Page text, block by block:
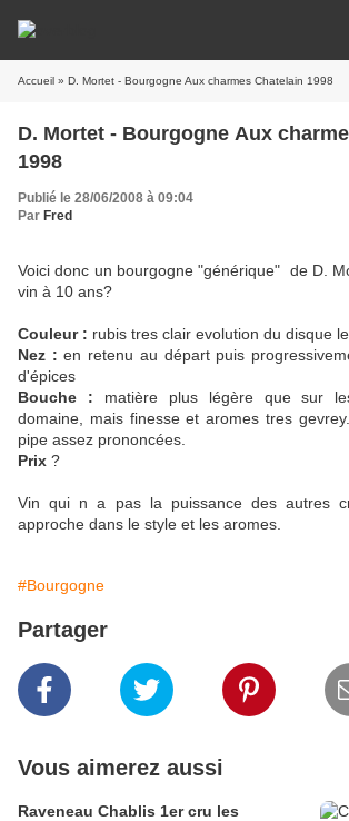
Accueil » D. Mortet - Bourgogne Aux charmes Chatelain 1998
D. Mortet - Bourgogne Aux
1998
Publié le 28/06/2008 à 09:04
Par Fred
Voici donc un bourgogne "générique" de D.
vin à 10 ans?
Couleur : rubis tres clair evolution du disque
Nez : en retenu au départ puis
d'épices
Bouche : matière plus légère que sur
domaine, mais finesse et aromes tres
pipe assez prononcées.
Prix ?
Vin qui n a pas la puissance des autres
approche dans le style et les aromes.
#Bourgogne
Partager
Vous aimerez aussi
Raveneau Chablis 1er cru les